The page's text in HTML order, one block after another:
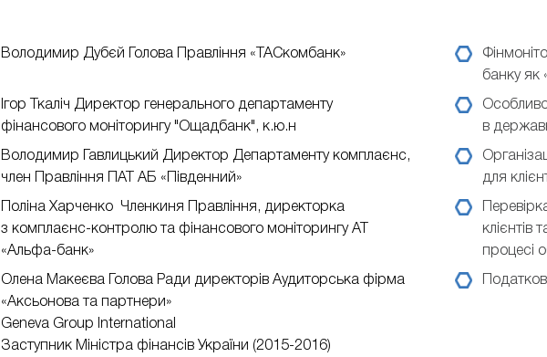
Володимир Дубєй Голова Правління «ТАСкомбанк»
банку як
Ігор Ткаліч Директор генерального департаменту
фінансового моніторингу "Ощадбанк", к.ю.н
в
Володимир Гавлицький Директор Департаменту комплаєнс,
член Правління ПАТ АБ «Південний»
для
Поліна Харченко Членкиня Правління, директорка
з комплаєнс-контролю та фінансового моніторингу АТ
«Альфа-банк»
клієнтів
процесі
Олена Макеєва
Голова Ради директорів Аудиторська фірма
«Аксьонова та партнери»
Geneva Group International
Заступник Міністра фінансів України (2015-2016)